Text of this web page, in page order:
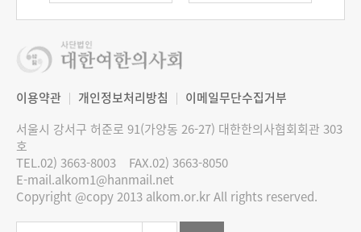
이용약관 개인정보처리방침
이메일무단수집거부
서울시 강서구 허준로 91(가양동 26-27) 대한한의사협회회관 303
호
TEL.02) 3663-8003
FAX.02) 3663-8050
E-mail.alkom1@hanmail.net
Copyright @copy 2013 alkom.or.kr All rights reserved.